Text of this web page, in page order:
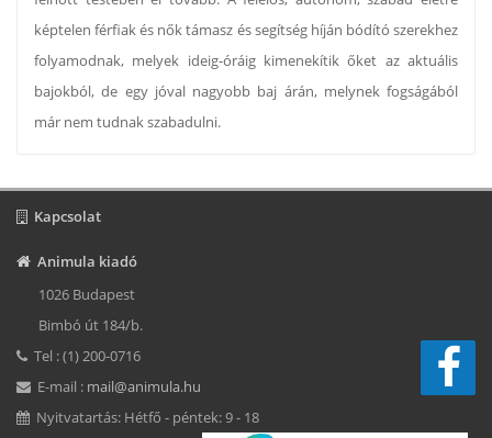
képtelen férfiak és nők támasz és segítség híján bódító szerekhez
folyamodnak, melyek ideig-óráig kimenekítik őket az aktuális
bajokból, de egy jóval nagyobb baj árán, melynek fogságából
már nem tudnak szabadulni.
Kapcsolat
Animula kiadó
1026 Budapest
Bimbó út 184/b.
Tel : (1) 200-0716
E-mail : mail@animula.hu
Nyitvatartás: Hétfő - péntek: 9 - 18